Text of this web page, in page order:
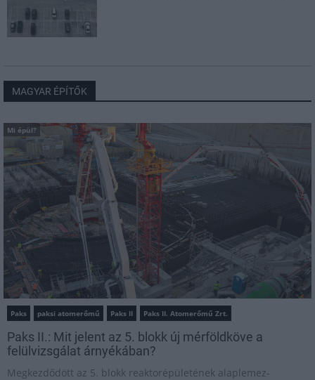
MAGYAR ÉPÍTŐK
Mi épül?
Paks paksi atomerőmű Paks II Paks II. Atomerőmű Zrt.
Paks II.: Mit jelent az 5. blokk új mérföldköve a
felülvizsgálat árnyékában?
Megkezdődött az 5. blokk reaktorépületének alaplemez-